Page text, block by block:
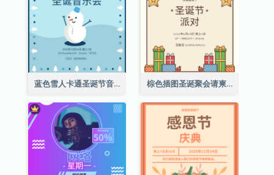
蓝色雪人卡通圣诞节音乐会邀请 棕色插图圣诞聚会请柬